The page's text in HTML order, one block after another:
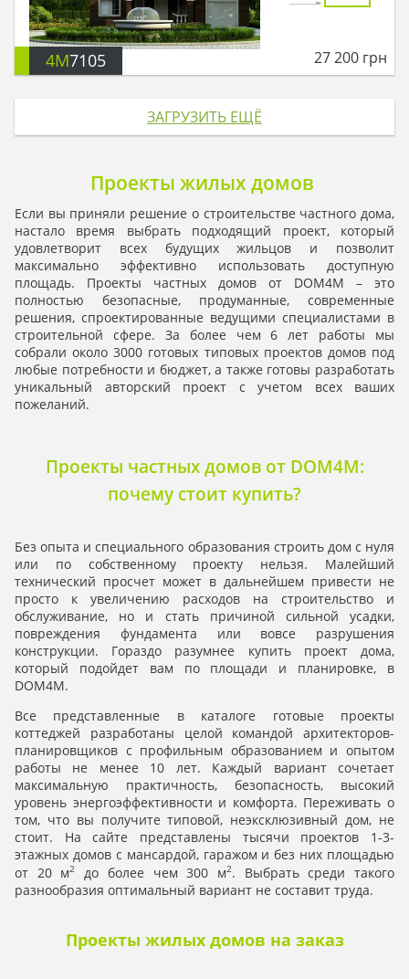
4M7105 27 200 грн
ЗАГРУЗИТЬ ЕЩЁ
Проекты жилых домов
Если вы приняли решение о строительстве частного дома,
настало время выбрать подходящий проект, который
удовлетворит всех будущих жильцов и позволит
максимально эффективно использовать доступную
площадь. Проекты частных домов от DOM4M – это
полностью безопасные, продуманные, современные
решения, спроектированные ведущими специалистами в
строительной сфере. За более чем 6 лет работы мы
собрали около 3000 готовых типовых проектов домов под
любые потребности и бюджет, а также готовы разработать
уникальный авторский проект с учетом всех ваших
пожеланий.
Проекты частных домов от DOM4M:
почему стоит купить?
Без опыта и специального образования строить дом с нуля
или по собственному проекту нельзя. Малейший
технический просчет может в дальнейшем привести не
просто к увеличению расходов на строительство и
обслуживание, но и стать причиной сильной усадки,
повреждения фундамента или вовсе разрушения
конструкции. Гораздо разумнее купить проект дома,
который подойдет вам по площади и планировке, в
DOM4M.
Все представленные в каталоге готовые проекты
коттеджей разработаны целой командой архитекторов-
планировщиков с профильным образованием и опытом
работы не менее 10 лет. Каждый вариант сочетает
максимальную практичность, безопасность, высокий
уровень энергоэффективности и комфорта. Переживать о
том, что вы получите типовой, неэксклюзивный дом, не
стоит. На сайте представлены тысячи проектов 1-3-
этажных домов с мансардой, гаражом и без них площадью
от 20 м2 до более чем 300 м2. Выбрать среди такого
разнообразия оптимальный вариант не составит труда.
Проекты жилых домов на заказ